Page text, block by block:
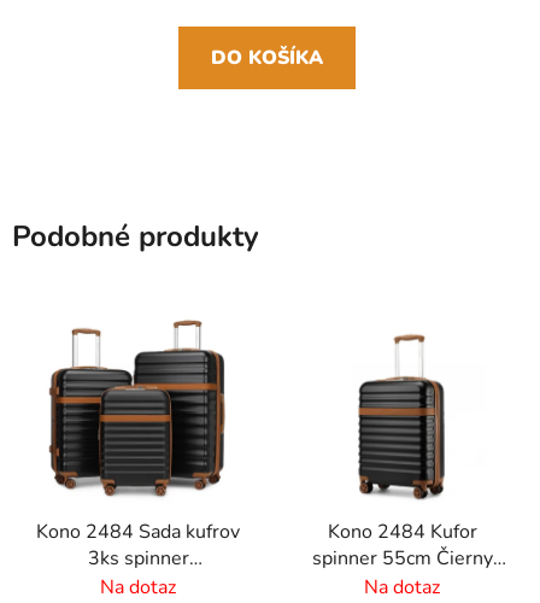
DO KOŠÍKA
Podobné produkty
Kono 2484 Sada kufrov
3ks spinner
55/65/75cm Čierny
Na dotaz
Kono 2484 Kufor
spinner 55cm Čierny
ABS/Polykarbonát
Na dotaz